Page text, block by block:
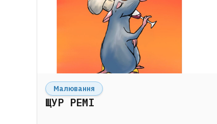
Малювання
ЩУР РЕМІ